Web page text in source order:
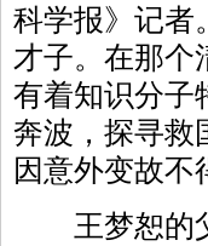
科学报》记者
才子。在那个
有着知识分子
奔波，探寻救
因意外变故
王梦恕的父